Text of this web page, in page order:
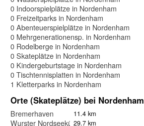
0 Indoorspielplätze in Nordenham
0 Freizeitparks in Nordenham
0 Abenteuerspielplätze in Nordenham
0 Mehrgenerationensp. in Nordenham
0 Rodelberge in Nordenham
0 Skateplätze in Nordenham
0 Kindergeburtstage in Nordenham
0 Tischtennisplatten in Nordenham
1 Kletterparks in Nordenham
Orte (Skateplätze) bei Nordenham
Bremerhaven 11.4 km
Wurster Nordseeküste29.7 km